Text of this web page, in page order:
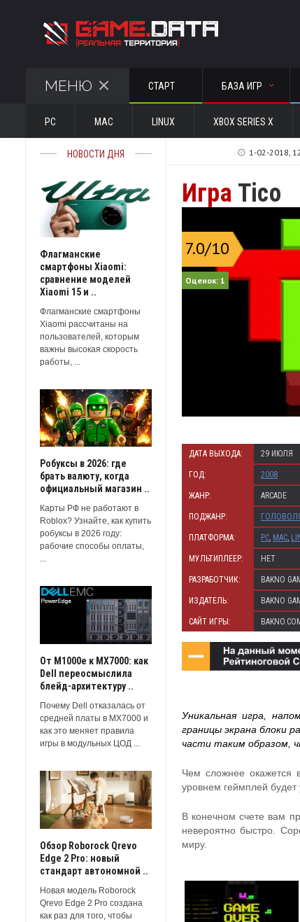
МЕНЮ СТАРТ БАЗА ИГР
PC MAC LINUX XBOX SERIES X
НОВОСТИ ДНЯ
Флагманские
смартфоны Xiaomi:
сравнение моделей
Xiaomi 15 и ..
Флагманские смартфоны
Xiaomi рассчитаны на
пользователей, которым
важны высокая скорость
работы, ...
Робуксы в 2026: где
брать валюту, когда
официальный магазин ..
Карты РФ не работают в
Roblox? Узнайте, как купить
робуксы в 2026 году:
рабочие способы оплаты,
...
От M1000e к MX7000: как
Dell переосмыслила
блейд-архитектуру ..
Почему Dell отказалась от
средней платы в MX7000 и
как это меняет правила
игры в модульных ЦОД ...
Обзор Roborock Qrevo
Edge 2 Pro: новый
стандарт автономной ..
Новая модель Roborock
Qrevo Edge 2 Pro создана
как раз для того, чтобы
1-02-2018,
Игра Tico
7.0/10
Оценок: 1
ДАТА ВЫХОДА: 29 ИЮЛЯ
ГОД: 2008
ЖАНР: ARCADE
ПОДЖАНР:
ПЛАТФОРМА: PC, MAC,
МУЛЬТИПЛЕЕР: НЕТ
РАЗРАБОТЧИК: BAKNO
ИЗДАТЕЛЬ: BAKNO
САЙТ ИГРЫ:
Уникальная игра,
границы экрана блоки
части таким образом,
Чем сложнее окажется
уровнем геймплей будет
В конечном счете вам
невероятно быстро.
миру.